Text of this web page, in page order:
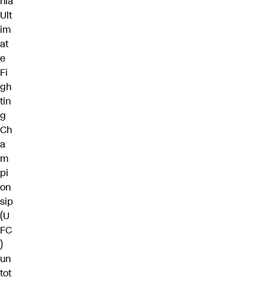
Ult
im
at
e
Fi
gh
tin
g
Ch
a
m
pi
on
sip
(U
FC
)
un
tot